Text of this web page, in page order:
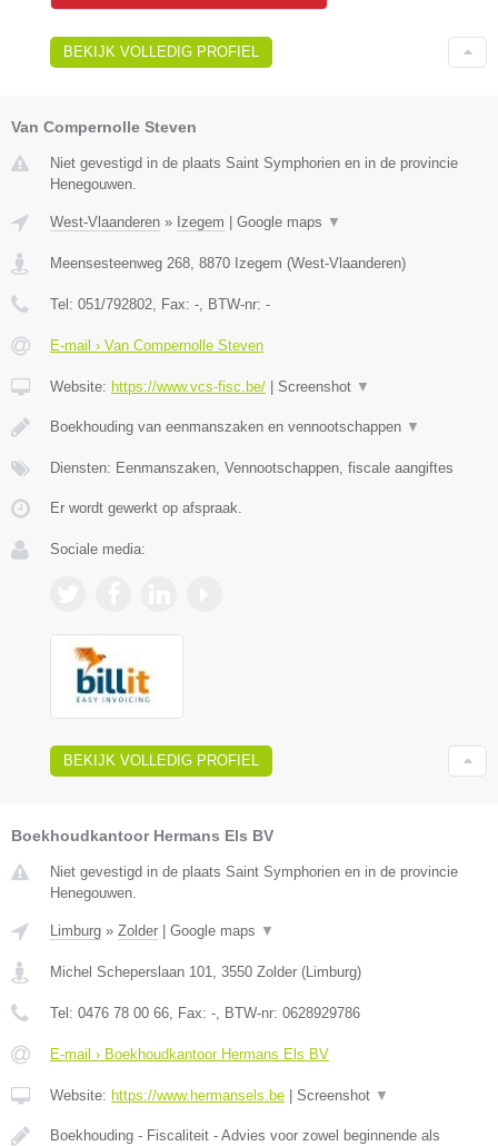
BEKIJK VOLLEDIG PROFIEL
Van Compernolle Steven
Niet gevestigd in de plaats Saint Symphorien en in de provincie
Henegouwen.
West-Vlaanderen » Izegem Google maps ▼
Meensesteenweg 268, 8870 Izegem (West-Vlaanderen)
Tel: 051/792802, Fax: -, BTW-nr: -
E-mail › Van Compernolle Steven
Website: https://www.vcs-fisc.be/ Screenshot ▼
Boekhouding van eenmanszaken en vennootschappen ▼
Diensten: Eenmanszaken, Vennootschappen, fiscale aangiftes
Er wordt gewerkt op afspraak.
Sociale media:
BEKIJK VOLLEDIG PROFIEL
Boekhoudkantoor Hermans Els BV
Niet gevestigd in de plaats Saint Symphorien en in de provincie
Henegouwen.
Limburg » Zolder Google maps ▼
Michel Scheperslaan 101, 3550 Zolder (Limburg)
Tel: 0476 78 00 66, Fax: -, BTW-nr: 0628929786
E-mail › Boekhoudkantoor Hermans Els BV
Website: https://www.hermansels.be Screenshot ▼
Boekhouding - Fiscaliteit - Advies voor zowel beginnende als